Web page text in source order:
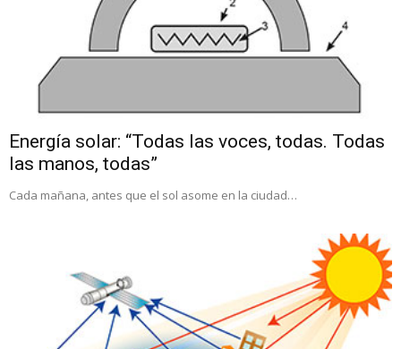
Energía solar: “Todas las voces, todas. Todas
las manos, todas”
Cada mañana, antes que el sol asome en la ciudad…